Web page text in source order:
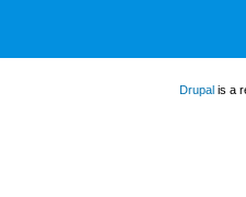
Drupal is a